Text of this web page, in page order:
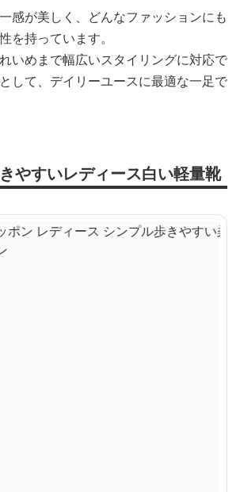
感が美しく、どんなファッションにも
を持っています。
いめまで幅広いスタイリングに対応で
して、デイリーユースに最適な一足で
やすいレディース白い軽量靴